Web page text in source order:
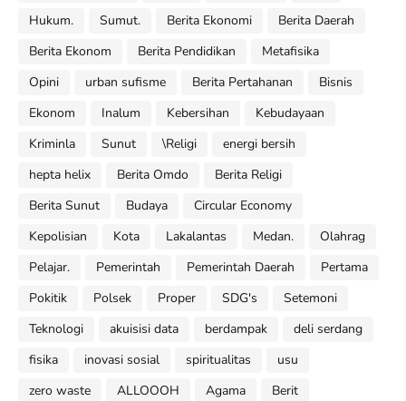
Hukum.
Sumut. Berita Ekonomi
Berita Daerah
Berita Ekonom
Berita Pendidikan
Metafisika
Opini
urban sufisme Berita Pertahanan
Bisnis
Ekonom
Inalum Kebersihan
Kebudayaan
Kriminla
Sunut \Religi
energi bersih
hepta helix
Berita Omdo
Berita Religi
Berita Sunut
Budaya
Circular Economy
Kepolisian
Kota Lakalantas Medan.
Olahrag
Pelajar.
Pemerintah Pemerintah Daerah
Pertama
Pokitik
Polsek Proper SDG's
Setemoni
Teknologi
akuisisi data berdampak
deli serdang
fisika
inovasi sosial spiritualitas
usu
zero waste
ALLOOOH Agama
Berit